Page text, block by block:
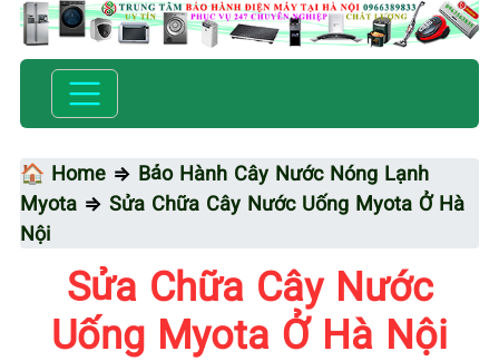
🏠 Home ⇒ Bảo Hành Cây Nước Nóng Lạnh
Myota ⇒ Sửa Chữa Cây Nước Uống Myota Ở Hà
Nội
Sửa Chữa Cây Nước
Uống Myota Ở Hà Nội